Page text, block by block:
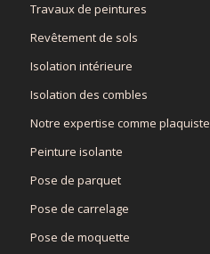
Travaux de peintures
Revêtement de sols
Isolation intérieure
Isolation des combles
Notre expertise comme plaquiste
Peinture isolante
Pose de parquet
Pose de carrelage
Pose de moquette